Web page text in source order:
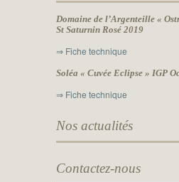
Domaine de l’Argenteille «
St Saturnin Rosé 2019
⇒ Fiche technique
Soléa « Cuvée Eclipse » IGP
⇒ Fiche technique
Nos actualités
Contactez-nous